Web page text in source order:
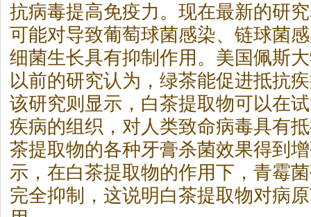
抗病毒提高免疫力。现在最新的研
可能对导致葡萄球菌感染、链球菌
细菌生长具有抑制作用。美国佩斯
以前的研究认为，绿茶能促进抵抗
该研究则显示， 白茶提取物可以在
疾病的组织，对人类致命病毒具有
茶提取物的各种牙膏杀菌效果得到
示，在白茶提取物的作用下，青霉
完全抑制，这说明 白茶提取物对病